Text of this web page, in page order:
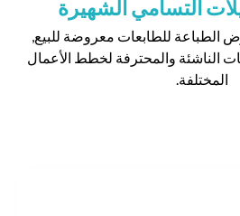
التسامي الشهيرة
الطباعة للطابعات معروضة للبيع,
الناشئة والمحترفة لخطط الأعمال
المختلفة.